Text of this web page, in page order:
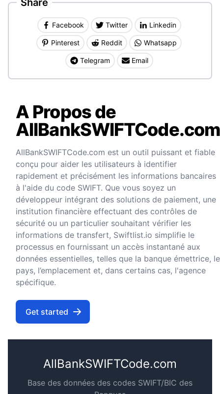
Share
Facebook Twitter Linkedin
Pinterest Reddit Whatsapp
Telegram Email
A Propos de
AllBankSWIFTCode.com
AllBankSWIFTCode.com est un outil puissant et fiable
conçu pour aider les utilisateurs à identifier
rapidement et précisément les informations bancaires
à l'aide du code SWIFT. Que vous soyez un
développeur intégrant des solutions de paiement, une
institution financière effectuant des contrôles de
sécurité ou un particulier souhaitant vérifier les
informations de transfert, Swiftlist.io simplifie le
processus en fournissant un accès instantané aux
données essentielles, telles que la banque émettrice, le
pays, l’emplacement et, dans certains cas, l'agence
spécifique.
Get started
AllBankSWIFTCode.com
Base des données des codes SWIFT/BIC des